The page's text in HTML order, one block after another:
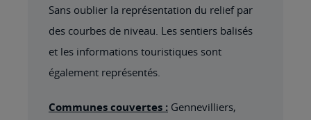
Sans oublier la représentation du relief par
des courbes de niveau. Les sentiers balisés
et les informations touristiques sont
également représentés.
Communes couvertes : Gennevilliers,